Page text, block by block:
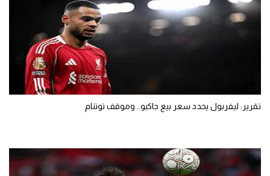
تقرير: ليفربول يحدد سعر بيع جاكبو.. وموقف توتنام